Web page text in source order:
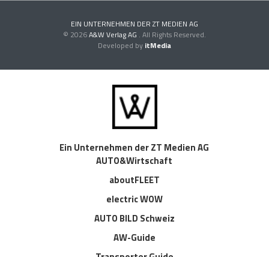
EIN UNTERNEHMEN DER ZT MEDIEN AG
© 2026A&W Verlag AG . All Rights Reserved.
Developed by itMedia
Ein Unternehmen der ZT Medien AG
AUTO&Wirtschaft
aboutFLEET
electric WOW
AUTO BILD Schweiz
AW-Guide